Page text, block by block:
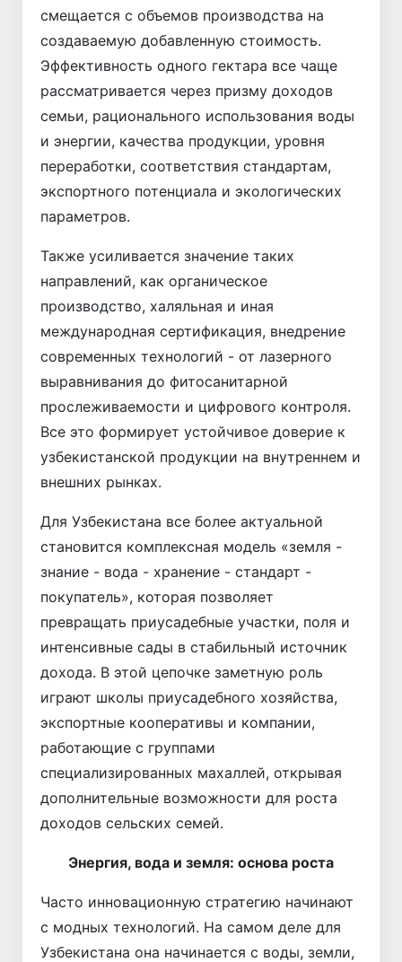
смещается с объемов производства на
создаваемую добавленную стоимость.
Эффективность одного гектара все чаще
рассматривается через призму доходов
семьи, рацио­нального использования воды
и энергии, качества продукции, уровня
переработки, соответствия стандартам,
экспортного потенциала и экологических
параметров.
Также усиливается значение таких
направлений, как органическое
производство, халяльная и иная
международная сертификация, внедрение
современных технологий - от лазерного
выравнивания до фитосанитарной
прослеживаемости и цифрового контроля.
Все это формирует устойчивое доверие к
узбекистанской продукции на внут­реннем и
внешних рынках.
Для Узбекистана все более актуальной
становится комплексная модель «земля -
знание - вода - хранение - стандарт -
покупатель», которая позволяет
превращать приусадебные участки, поля и
интенсивные сады в стабильный источник
дохода. В этой цепочке заметную роль
играют школы приусадебного хозяйства,
экспортные кооперативы и компании,
работающие с группами
специализированных махаллей, открывая
дополнительные возможности для роста
доходов сельских семей.
Энергия, вода и земля: основа роста
Часто инновационную стратегию начинают
с модных технологий. На самом деле для
Узбекистана она начинается с воды, земли,